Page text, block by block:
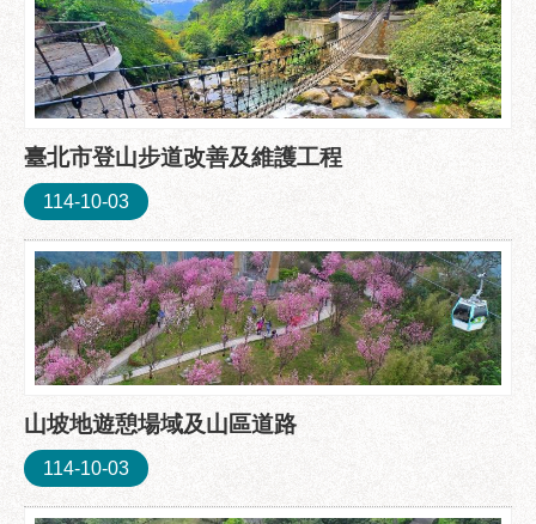
屬
各
處
聯
絡
電
話
臺北市登山步道改善及維護工程
114-10-03
山坡地遊憩場域及山區道路
114-10-03